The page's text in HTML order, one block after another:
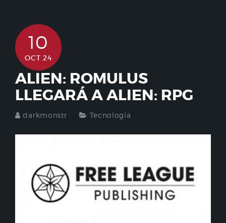
10
OCT 24
ALIEN: ROMULUS
LLEGARÁ A ALIEN: RPG
darkmonstr Tecnología